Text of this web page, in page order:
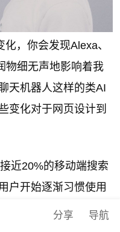
，你会发现Alexa、
物细无声地影响着我
天机器人这样的类AI
变化对于网页设计到
近20%的移动端搜索
户开始逐渐习惯使用
会随着时间的推移越
导航
分享